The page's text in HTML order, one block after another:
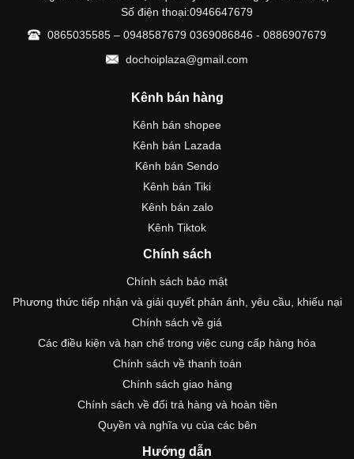
Số điện thoại:0946647679
0865035585 – 0948587679 0369086846 - 0886907679
dochoiplaza@gmail.com
Kênh bán hàng
Kênh bán shopee
Kênh bán Lazada
Kênh bán Sendo
Kênh bán Tiki
Kênh bán zalo
Kênh Tiktok
Chính sách
Chính sách bảo mật
Phương thức tiếp nhận và giải quyết phản ánh, yêu cầu, khiếu nại
Chính sách về giá
Các điều kiện và hạn chế trong việc cung cấp hàng hóa
Chính sách về thanh toán
Chính sách giao hàng
Chính sách về đổi trả hàng và hoàn tiền
Quyền và nghĩa vụ của các bên
Hướng dẫn